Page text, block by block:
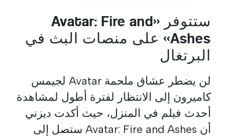
ستتوفر «Avatar: Fire and
Ashes» على منصات البث في
البرتغال
لن يضطر عشاق ملحمة Avatar لجيمس
كاميرون إلى الانتظار لفترة أطول لمشاهدة
أحدث فيلم في المنزل، حيث أكدت ديزني
أن Avatar: Fire and Ashes ستصل إلى